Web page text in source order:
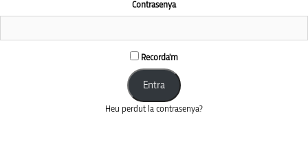
Contrasenya
Recorda'm
Heu perdut la contrasenya?